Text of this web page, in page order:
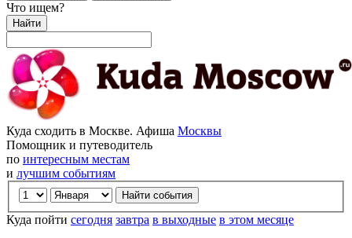
Что ищем?
Найти
Куда сходить в Москве. Афиша Москвы
Помощник и путеводитель
по интересным местам
и лучшим событиям
Куда пойти сегодня завтра в выходные в этом месяце